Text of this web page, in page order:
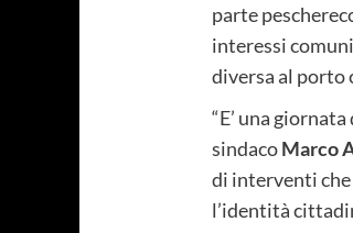
parte
interessi
diversa al porto
“E’ una
sindacoMarco
di interventi
l’identità